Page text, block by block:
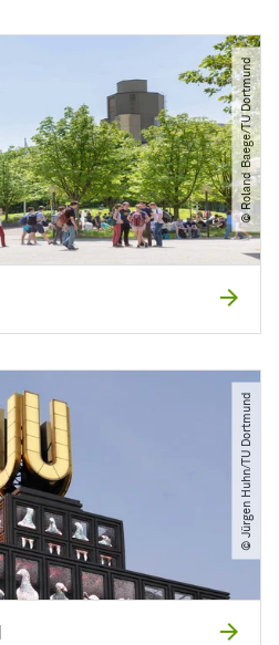
© Roland Baege​/​TU Dortmund
© Jürgen Huhn​/​TU Dortmund